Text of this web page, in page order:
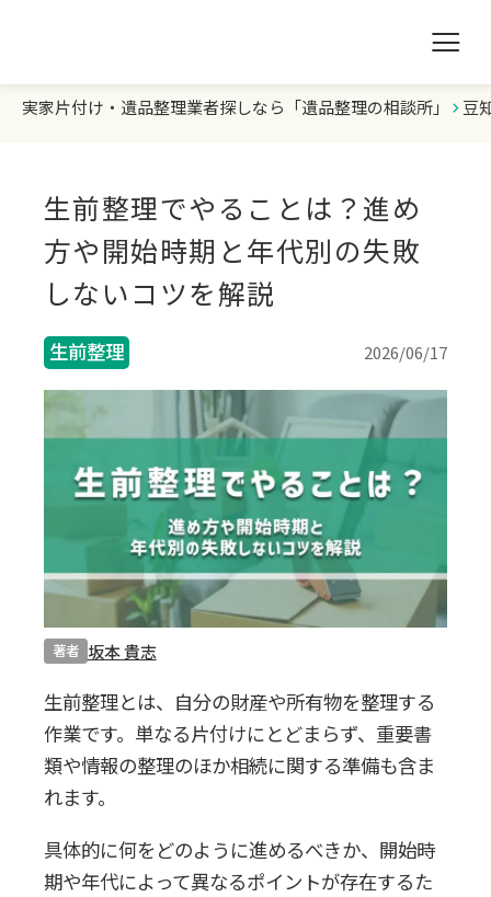
0120-20-1349
受付 8:30～17:30
無料・24時間受付
Webで無料見積りする
遺品整理の相談所TOP
ランキング
初めての方へ
豆知識
お急ぎの方はこちら
実家片付け・遺品整理業者探しなら「遺品整理の相談所」 豆
生前整理でやることは？進め
方や開始時期と年代別の失敗
しないコツを解説
生前整理 2026/06/17
著者 坂本 貴志
生前整理とは、自分の財産や所有物を整理する
作業です。単なる片付けにとどまらず、重要書
類や情報の整理のほか相続に関する準備も含ま
れます。
具体的に何をどのように進めるべきか、開始時
期や年代によって異なるポイントが存在するた